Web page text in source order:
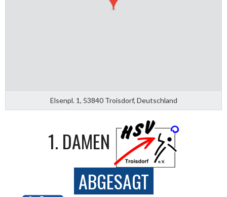
Elsenpl. 1, 53840 Troisdorf, Deutschland
1. DAMEN
ABGESAGT